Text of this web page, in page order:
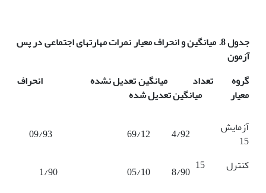
جدول 8. میانگین و انحراف معیار نمرات مهارت­های اجتماعی در پس
آزمون
گروه تعداد میانگین تعدیل نشده انحراف
معیار میانگین تعدیل شده
آزمایش
15
کنترل 15
4/92
8/90
69/12 09/93
05/10 1/90